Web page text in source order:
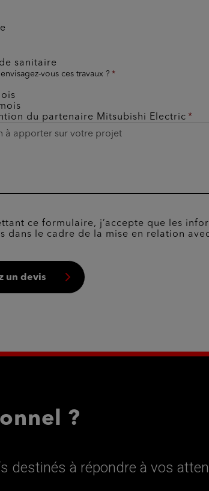
sanitaire
vous ces travaux ?
du partenaire Mitsubishi Electric
ce formulaire, j’accepte que les
dans le cadre de la mise en relation
un devis
?
destinés à répondre à vos